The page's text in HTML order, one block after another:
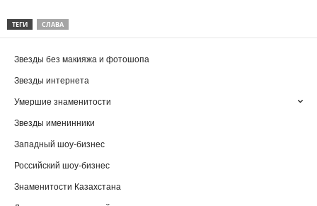
ТЕГИ СЛАВА
Звезды без макияжа и фотошопа
Звезды интернета
Умершие знаменитости
Звезды именинники
Западный шоу-бизнес
Российский шоу-бизнес
Знаменитости Казахстана